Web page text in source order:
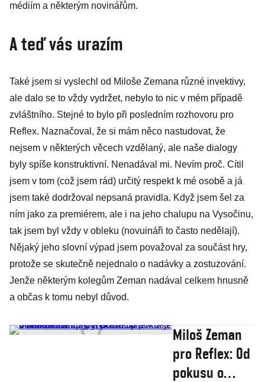
médiím a některým novinářům.
A teď vás urazím
Také jsem si vyslechl od Miloše Zemana různé invektivy,
ale dalo se to vždy vydržet, nebylo to nic v mém případě
zvláštního. Stejné to bylo při posledním rozhovoru pro
Reflex. Naznačoval, že si mám něco nastudovat, že
nejsem v některých věcech vzdělaný, ale naše dialogy
byly spíše konstruktivní. Nenadával mi. Nevím proč. Cítil
jsem v tom (což jsem rád) určitý respekt k mé osobě a já
jsem také dodržoval nepsaná pravidla. Když jsem šel za
ním jako za premiérem, ale i na jeho chalupu na Vysočinu,
tak jsem byl vždy v obleku (novuináři to často nedělají).
Nějaký jeho slovní výpad jsem považoval za součást hry,
protože se skutečně nejednalo o nadávky a zostuzování.
Jenže některým kolegům Zeman nadával celkem hnusně
a občas k tomu nebyl důvod.
Miloš Zeman
pro Reflex: Od
pokusu o